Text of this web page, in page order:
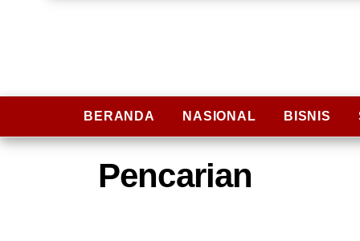
BERANDA NASIONAL BISNIS
Pencarian